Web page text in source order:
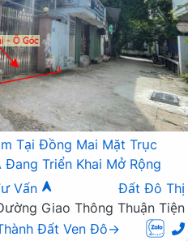
Tại Đồng Mai Mặt Trục
Đang Triển Khai Mở Rộng
Vấn
Đất Đô Thị
Giao Thông Thuận Tiện
Đất Ven Đô→